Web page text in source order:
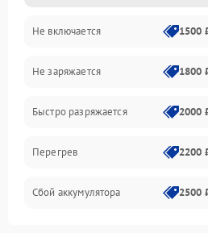
Не включается 1500
Не заряжается 1800
Быстро разряжается 2000
Перегрев 2200
Сбой аккумулятора 2500